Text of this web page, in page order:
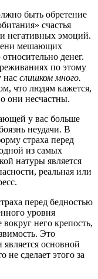
быть обретение
счастья
и негативных эмоций.
мешающих
денег.
по этому
нас слишком много.
что людям кажется,
они несчастны.
у вас больше
неудачи. В
страха перед
из самых
натуры является
реальная или
перед бедностью
уровня
него крепость,
Это
основной
не сделает этого за